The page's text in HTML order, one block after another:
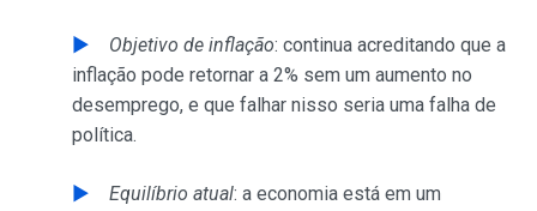
Objetivo de inflação: continua acreditando que a
inflação pode retornar a 2% sem um aumento no
desemprego, e que falhar nisso seria uma falha de
política.
Equilíbrio atual: a economia está em um